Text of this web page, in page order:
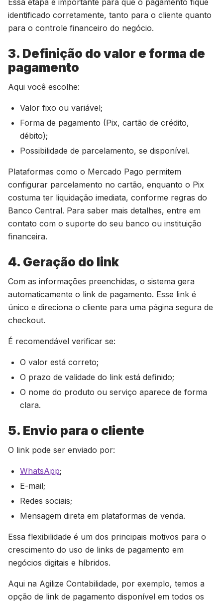
Essa etapa é importante para que o pagamento fique
identificado corretamente, tanto para o cliente quanto
para o controle financeiro do negócio.
3. Definição do valor e forma de
pagamento
Aqui você escolhe:
Valor fixo ou variável;
Forma de pagamento (Pix, cartão de crédito,
débito);
Possibilidade de parcelamento, se disponível.
Plataformas como o Mercado Pago permitem
configurar parcelamento no cartão, enquanto o Pix
costuma ter liquidação imediata, conforme regras do
Banco Central. Para saber mais detalhes, entre em
contato com o suporte do seu banco ou instituição
financeira.
4. Geração do link
Com as informações preenchidas, o sistema gera
automaticamente o link de pagamento. Esse link é
único e direciona o cliente para uma página segura de
checkout.
É recomendável verificar se:
O valor está correto;
O prazo de validade do link está definido;
O nome do produto ou serviço aparece de forma
clara.
5. Envio para o cliente
O link pode ser enviado por:
WhatsApp;
E-mail;
Redes sociais;
Mensagem direta em plataformas de venda.
Essa flexibilidade é um dos principais motivos para o
crescimento do uso de links de pagamento em
negócios digitais e híbridos.
Aqui na Agilize Contabilidade, por exemplo, temos a
opção de link de pagamento disponível em todos os